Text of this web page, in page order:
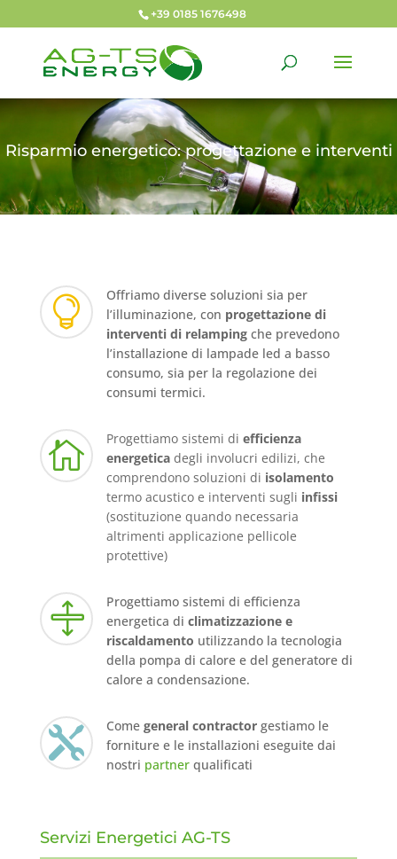
+39 0185 1676498
Risparmio energetico: progettazione e interventi

Offriamo diverse soluzioni sia per
l’illuminazione, con progettazione di
interventi di relampingche prevedono
l’installazione di lampade led a basso
consumo, sia per la regolazione dei
consumi termici.
 Progettiamo sistemi di efficienza
energeticadegli involucri edilizi, che
comprendono soluzioni di isolamento
termo acustico e interventi sugli infissi
(sostituzione quando necessaria
altrimenti applicazione pellicole
protettive)

Progettiamo sistemi di efficienza
energetica di climatizzazione e
riscaldamento utilizzando la tecnologia
della pompa di calore e del generatore di
calore a condensazione.
 Come general contractorgestiamo le
forniture e le installazioni eseguite dai
nostri partnerqualificati
Servizi Energetici AG-TS